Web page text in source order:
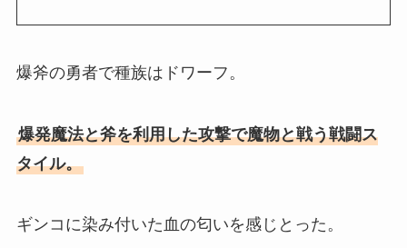
爆斧の勇者で種族はドワーフ。
爆発魔法と斧を利用した攻撃で魔物と戦う戦闘ス
タイル。
ギンコに染み付いた血の匂いを感じとった。